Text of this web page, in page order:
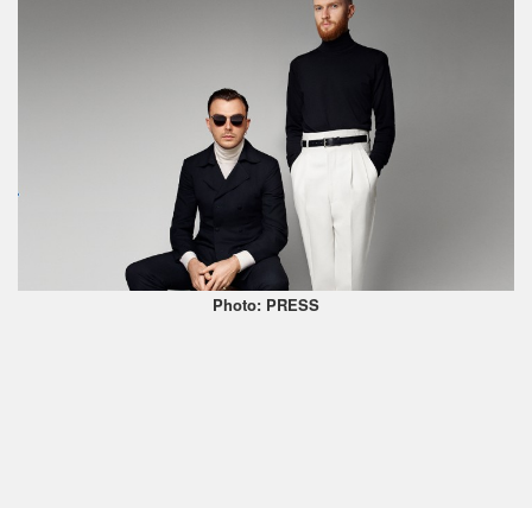
Photo: PRESS